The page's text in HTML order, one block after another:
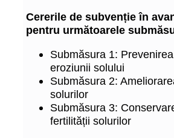
Cererile de subvenție în
pentru următoarele
Submăsura 1:
eroziunii solului
Submăsura 2:
solurilor
Submăsura 3:
fertilității solurilor